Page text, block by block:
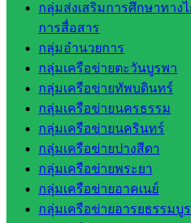
กลุ่มส่งเสริมการศึกษาทาง
การสื่อสาร
กลุ่มอำนวยการ
กลุ่มเครือข่ายตะวันบูรพา
กลุ่มเครือข่ายทัพบดินทร์
กลุ่มเครือข่ายนครธรรม
กลุ่มเครือข่ายนครินทร์
กลุ่มเครือข่ายปางสีดา
กลุ่มเครือข่ายพระยา
กลุ่มเครือข่ายอาคเนย์
กลุ่มเครือข่ายอารยธรรมบู
เว็บไซต์
กลุ่มงาน
ใน
สำนักงาน
กลุ่
มอำนวย
การ
กลุ่ม